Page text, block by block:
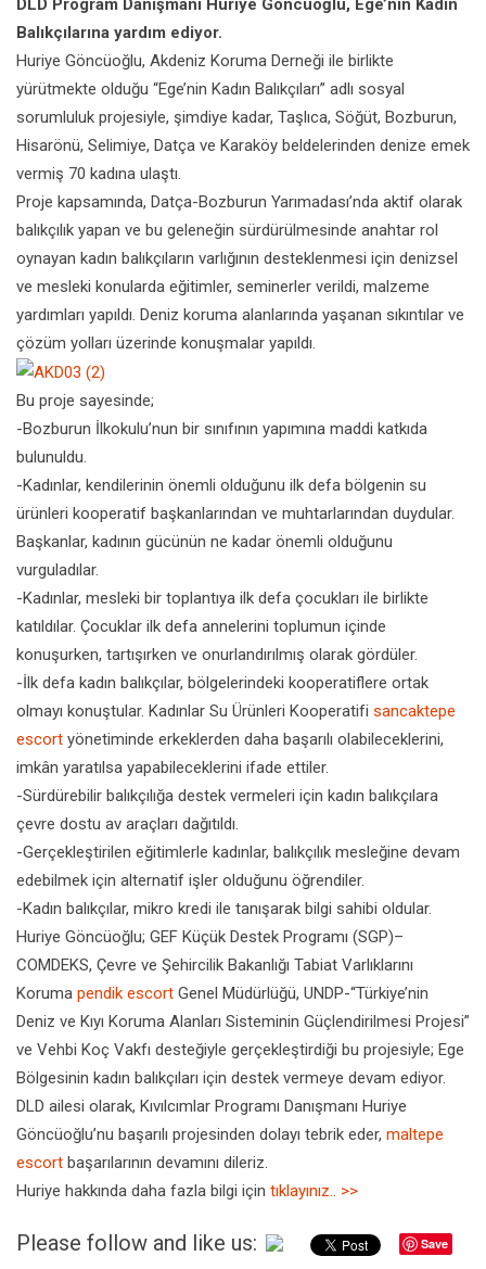
DLD Program Danışmanı Huriye Göncüoğlu, Ege’nin Kadın
Balıkçılarına yardım ediyor.
Huriye Göncüoğlu, Akdeniz Koruma Derneği ile birlikte
yürütmekte olduğu “Ege’nin Kadın Balıkçıları” adlı sosyal
sorumluluk projesiyle, şimdiye kadar, Taşlıca, Söğüt, Bozburun,
Hisarönü, Selimiye, Datça ve Karaköy beldelerinden denize emek
vermiş 70 kadına ulaştı.
Proje kapsamında, Datça-Bozburun Yarımadası’nda aktif olarak
balıkçılık yapan ve bu geleneğin sürdürülmesinde anahtar rol
oynayan kadın balıkçıların varlığının desteklenmesi için denizsel
ve mesleki konularda eğitimler, seminerler verildi, malzeme
yardımları yapıldı. Deniz koruma alanlarında yaşanan sıkıntılar ve
çözüm yolları üzerinde konuşmalar yapıldı.
Bu proje sayesinde;
-Bozburun İlkokulu’nun bir sınıfının yapımına maddi katkıda
bulunuldu.
-Kadınlar, kendilerinin önemli olduğunu ilk defa bölgenin su
ürünleri kooperatif başkanlarından ve muhtarlarından duydular.
Başkanlar, kadının gücünün ne kadar önemli olduğunu
vurguladılar.
-Kadınlar, mesleki bir toplantıya ilk defa çocukları ile birlikte
katıldılar. Çocuklar ilk defa annelerini toplumun içinde
konuşurken, tartışırken ve onurlandırılmış olarak gördüler.
-İlk defa kadın balıkçılar, bölgelerindeki kooperatiflere ortak
olmayı konuştular. Kadınlar Su Ürünleri Kooperatifi sancaktepe
escort yönetiminde erkeklerden daha başarılı olabileceklerini,
imkân yaratılsa yapabileceklerini ifade ettiler.
-Sürdürebilir balıkçılığa destek vermeleri için kadın balıkçılara
çevre dostu av araçları dağıtıldı.
-Gerçekleştirilen eğitimlerle kadınlar, balıkçılık mesleğine devam
edebilmek için alternatif işler olduğunu öğrendiler.
-Kadın balıkçılar, mikro kredi ile tanışarak bilgi sahibi oldular.
Huriye Göncüoğlu; GEF Küçük Destek Programı (SGP)–
COMDEKS, Çevre ve Şehircilik Bakanlığı Tabiat Varlıklarını
Koruma pendik escort Genel Müdürlüğü, UNDP-“Türkiye’nin
Deniz ve Kıyı Koruma Alanları Sisteminin Güçlendirilmesi Projesi”
ve Vehbi Koç Vakfı desteğiyle gerçekleştirdiği bu projesiyle; Ege
Bölgesinin kadın balıkçıları için destek vermeye devam ediyor.
DLD ailesi olarak, Kıvılcımlar Programı Danışmanı Huriye
Göncüoğlu’nu başarılı projesinden dolayı tebrik eder, maltepe
escort başarılarının devamını dileriz.
Huriye hakkında daha fazla bilgi için tıklayınız.. >>
Please follow and like us: Save